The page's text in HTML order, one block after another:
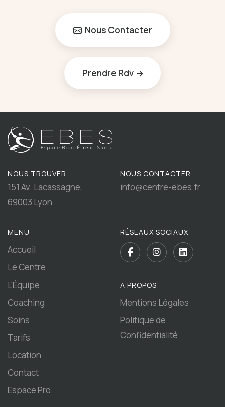
Nous Contacter
Prendre Rdv
NOUS TROUVER
151 Av. Lacassagne,
69003 Lyon
NOUS CONTACTER
info@centre-ebes.fr
MENU
Accueil
Le Centre
L'Équipe
Coaching
Soins
Tarifs
Location
Contact
Espace Pro
RÉSEAUX SOCIAUX
A PROPOS
Mentions Légales
Politique de
Confidentialité